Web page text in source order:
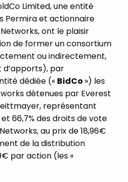
Limited, une entité
Permira et actionnaire
ont le plaisir
de former un consortium
ou indirectement,
d’apports), par
dédiée (« BidCo ») les
détenues par Everest
représentant
66,7% des droits de vote
au prix de 18,96€
de la distribution
par action (les «